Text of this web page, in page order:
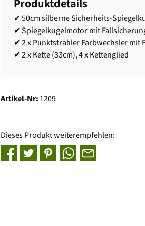
Produktdetails
✔ 50cm silberne Sicherheits-
✔ Spiegelkugelmotor mit
✔ 2 x Punktstrahler Farbwechsler mit
✔ 2 x Kette (33cm), 4 x Kettenglied
Artikel-Nr: 1209
Dieses Produkt weiterempfehlen: